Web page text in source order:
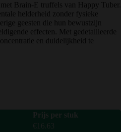
Brain-E truffels van Happy Tuber.
helderheid zonder fysieke
geesten die hun bewustzijn
effecten. Met gedetailleerde
en duidelijkheid te
Prijs per stuk
€ 16.63